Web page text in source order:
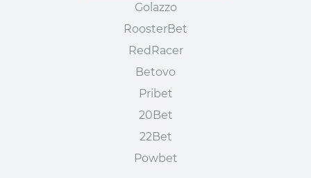
Golazzo
RoosterBet
RedRacer
Betovo
Pribet
20Bet
22Bet
Powbet